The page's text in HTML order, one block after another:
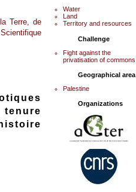
Terre, de
Water
Land
Territory and resources
Challenge
Fight against the
privatisation of commons
Geographical area
Palestine
Organizations